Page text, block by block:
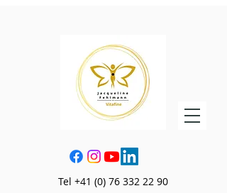
Tel +41 (0) 76 332 22 90